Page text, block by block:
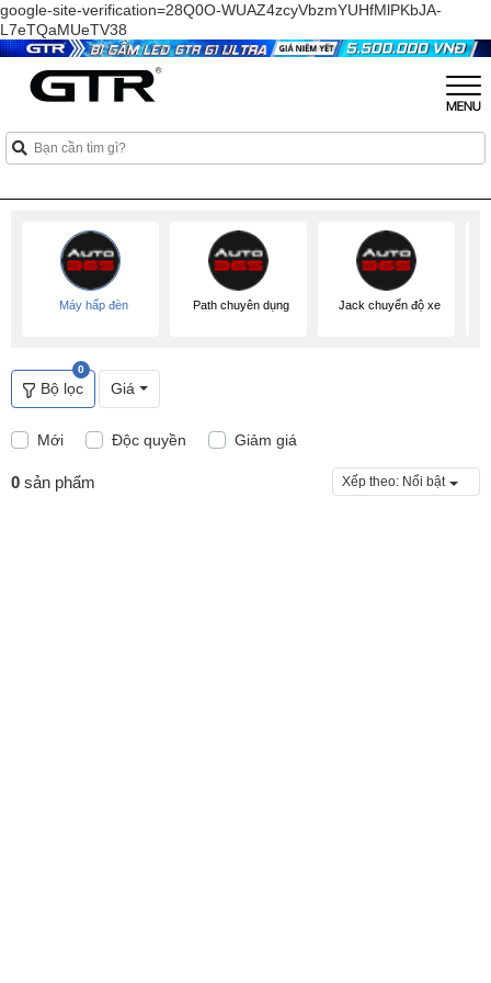
google-site-verification=28Q0O-WUAZ4zcyVbzmYUHfMlPKbJA-
L7eTQaMUeTV38
Máy hấp đèn Path chuyên dụng Jack chuyển độ xe
Bộ lọc
0
Giá
Mới Độc quyền Giảm giá
0 sản phẩm Xếp theo: Nổi bật